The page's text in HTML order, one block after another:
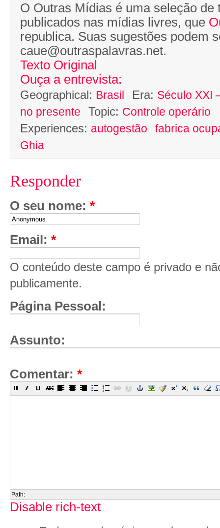
O Outras Mídias é uma seleção de
publicados nas mídias livres, que
republica. Suas sugestões podem
caue@outraspalavras.net.
Texto Original
Ouça a entrevista:
Geographical: Brasil Era: Século XXI
no presente
Topic: Controle operário
Experiences: autogestão
fabrica
Ghia
Responder
O seu nome: *
Email: *
O conteúdo deste campo é privado e
publicamente.
Página Pessoal:
Assunto:
Comentar: *
Path:
Disable rich-text